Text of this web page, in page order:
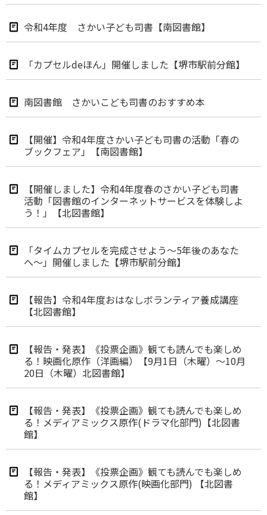
令和4年度 さかい子ども司書【南図書館】
「カプセルdeほん」開催しました【堺市駅前分館】
南図書館 さかいこども司書のおすすめ本
【開催】令和4年度さかい子ども司書の活動「春の
ブックフェア」【南図書館】
【開催しました】令和4年度春のさかい子ども司書
活動「図書館のインターネットサービスを体験しよ
う！」【北図書館】
「タイムカプセルを完成させよう～5年後のあなた
へ～」開催しました【堺市駅前分館】
【報告】令和4年度おはなしボランティア養成講座
【北図書館】
【報告・発表】《投票企画》観ても読んでも楽しめ
る！映画化原作（洋画編）【9月1日（木曜）～10月
20日（木曜）北図書館】
【報告・発表】《投票企画》観ても読んでも楽しめ
る！メディアミックス原作(ドラマ化部門)【北図書
館】
【報告・発表】《投票企画》観ても読んでも楽しめ
る！メディアミックス原作(映画化部門) 【北図書
館】